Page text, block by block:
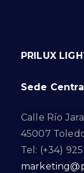
PRILUX
Sede
Calle Río
45007
Tel: (+34)